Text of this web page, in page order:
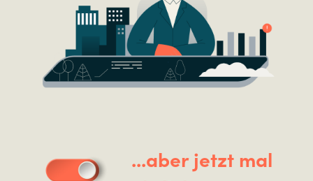
...aber jetzt mal